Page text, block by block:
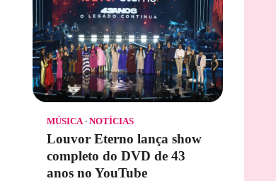
MÚSICA NOTÍCIAS
Louvor Eterno lança show
completo do DVD de 43
anos no YouTube